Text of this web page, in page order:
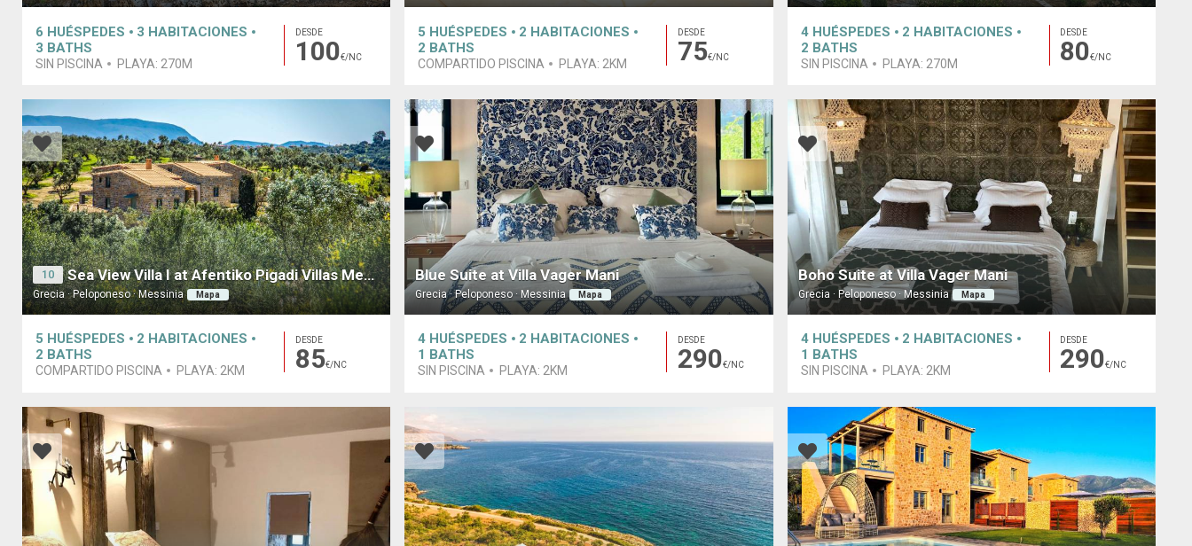
6 HUÉSPEDES 3 HABITACIONES
3 BATHS
SIN PISCINA PLAYA: 270M
DESDE
100€/NC
5 HUÉSPEDES 2 HABITACIONES
2 BATHS
COMPARTIDO PISCINA PLAYA: 2KM
DESDE
75€/NC
4 HUÉSPEDES 2 HABITACIONES
2 BATHS
SIN PISCINA PLAYA: 270M
DESDE
80€/NC
10 Sea View Villa I at Afentiko Pigadi Villas Methoni
Grecia · Peloponeso · Messinia Mapa
5 HUÉSPEDES 2 HABITACIONES
2 BATHS
COMPARTIDO PISCINA PLAYA: 2KM
DESDE
85€/NC
Blue Suite at Villa Vager Mani
Grecia · Peloponeso · Messinia Mapa
4 HUÉSPEDES 2 HABITACIONES
1 BATHS
SIN PISCINA PLAYA: 2KM
DESDE
290€/NC
Boho Suite at Villa Vager Mani
Grecia · Peloponeso · Messinia Mapa
4 HUÉSPEDES 2 HABITACIONES
1 BATHS
SIN PISCINA PLAYA: 2KM
DESDE
290€/NC